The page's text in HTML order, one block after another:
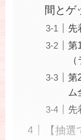
間とゲ
先
第
第
ム
先
【抽